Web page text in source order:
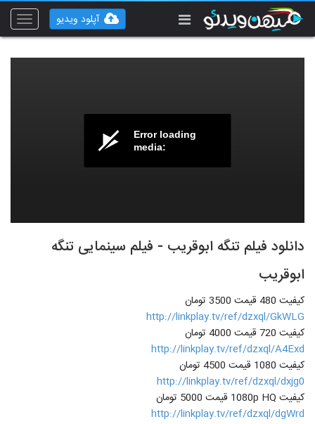
Toggle
آپلود ویدیو
Error loading
media:
دانلود فیلم تنگه ابوقریب - فیلم سینمایی تنگه
ابوقریب
کیفیت 480 قیمت 3500 تومان
http://linkplay.tv/ref/dzxql/GkWLG
کیفیت 720 قیمت 4000 تومان
http://linkplay.tv/ref/dzxql/A4Exd
کیفیت 1080 قیمت 4500 تومان
http://linkplay.tv/ref/dzxql/dxjg0
کیفیت 1080p HQ قیمت 5000 تومان
http://linkplay.tv/ref/dzxql/dgWrd